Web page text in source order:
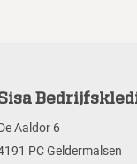
Aaldor 6
PC Geldermalsen